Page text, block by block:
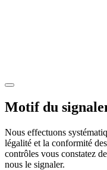
Motif du
Nous effectuons
légalité et la conformité
contrôles vous constatez
nous le signaler.